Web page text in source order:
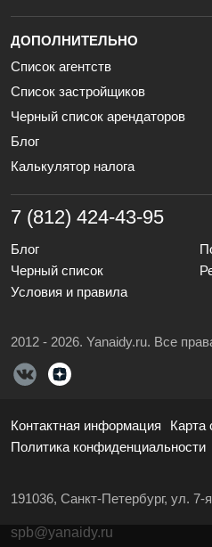
ДОПОЛНИТЕЛЬНО
Список агентств
Список застройщиков
Черный список арендаторов
Блог
Калькулятор налога
7 (812) 424-43-95
Блог
Черный список
Условия и правила
2012 - 2026. Yanaidy.ru. Все
Контактная информация
Карта
Политика конфиденциальности
191036, Санкт-Петербург, ул. 7-
spb@yanaidy.ru